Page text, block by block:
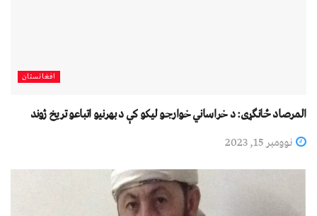
افغانستان
المرصاد ځانګړی: د خراساني خوارجو لیکو کې د بهرنیو اتباعو تریخ ژوند
نوومبر 15, 2023